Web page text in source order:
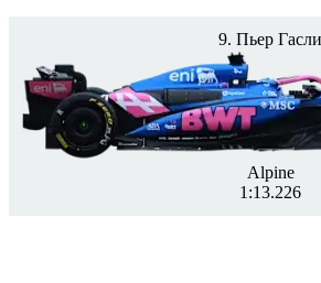
9. Пьер Гасли
Alpine
1:13.226